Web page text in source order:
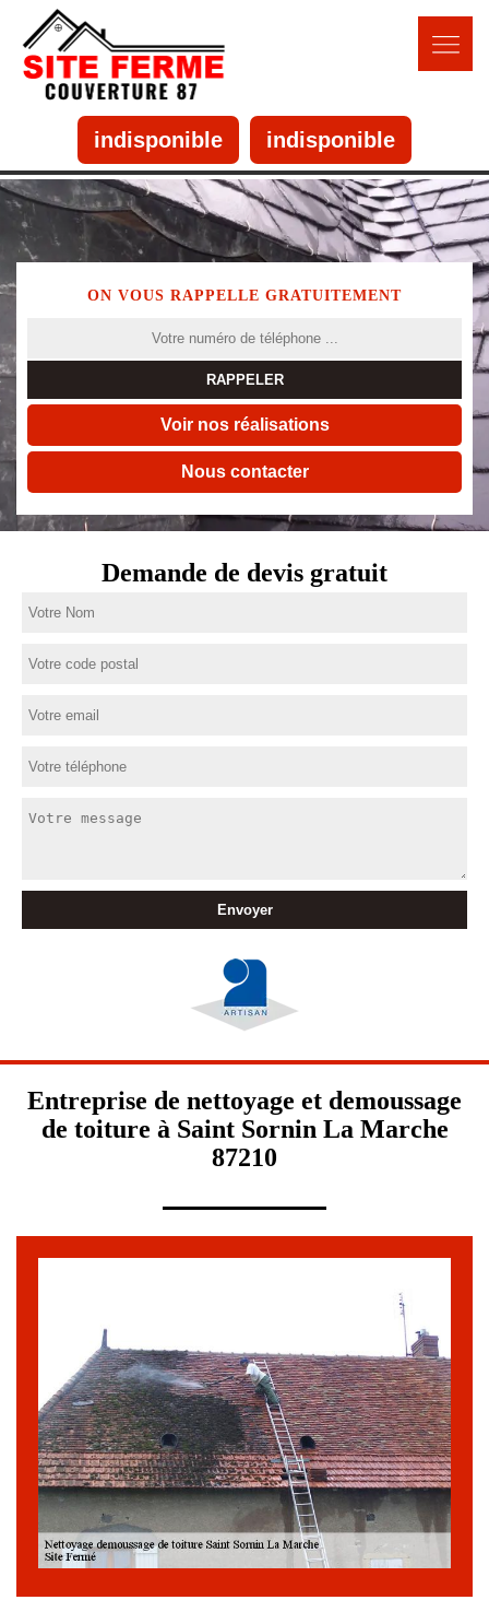
indisponible indisponible
ON VOUS RAPPELLE GRATUITEMENT
Voir nos réalisations
Nous contacter
Demande de devis gratuit
Entreprise de nettoyage et demoussage
de toiture à Saint Sornin La Marche
87210